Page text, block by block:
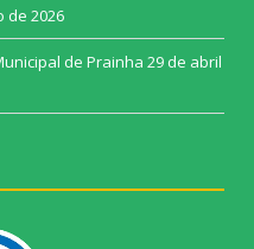
de 2026
de Prainha 29 de abril